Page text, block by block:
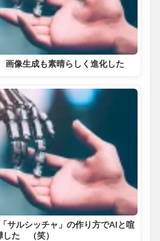
像生成も素晴らしく進化した
サルシッチャ」の作り方でAIと喧
した （笑）